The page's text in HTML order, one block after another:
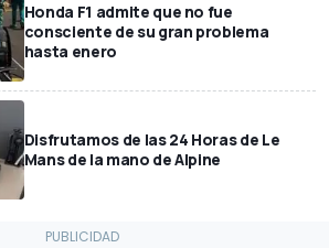
Honda F1 admite que no fue
consciente de su gran problema
hasta enero
Disfrutamos de las 24 Horas de Le
Mans de la mano de Alpine